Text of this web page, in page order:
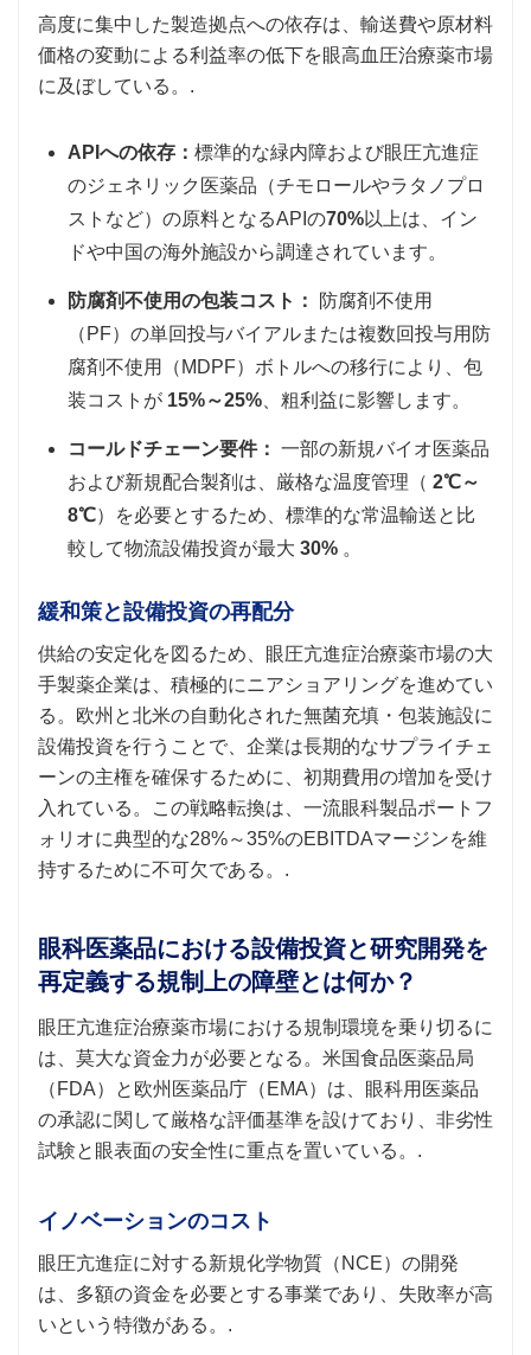
高度に集中した製造拠点への依存は、輸送費や原材料
価格の変動による利益率の低下を眼高血圧治療薬市場
に及ぼしている。.
APIへの依存： 標準的な緑内障および眼圧亢進症
のジェネリック医薬品（チモロールやラタノプロ
ストなど）の原料となるAPIの70%以上は、イン
ドや中国の海外施設から調達されています。
防腐剤不使用の包装コスト：
防腐剤不使用
（PF）の単回投与バイアルまたは複数回投与用防
腐剤不使用（MDPF）ボトルへの移行により、包
装コストが 15%～25% 、粗利益に影響します。
コールドチェーン要件： 一部の新規バイオ医薬品
および新規配合製剤は、厳格な温度管理（ 2℃～
8℃）を必要とするため、標準的な常温輸送と比
較して物流設備投資が最大 30% 。
緩和策と設備投資の再配分
供給の安定化を図るため、眼圧亢進症治療薬市場の大
手製薬企業は、積極的にニアショアリングを進めてい
る。欧州と北米の自動化された無菌充填・包装施設に
設備投資を行うことで、企業は長期的なサプライチェ
ーンの主権を確保するために、初期費用の増加を受け
入れている。この戦略転換は、一流眼科製品ポートフ
ォリオに典型的な28%～35%のEBITDAマージンを維
持するために不可欠である。.
眼科医薬品における設備投資と研究開発を
再定義する規制上の障壁とは何か？
眼圧亢進症治療薬市場における規制環境を乗り切るに
は、莫大な資金力が必要となる。米国食品医薬品局
（FDA）と欧州医薬品庁（EMA）は、眼科用医薬品
の承認に関して厳格な評価基準を設けており、非劣性
試験と眼表面の安全性に重点を置いている。.
イノベーションのコスト
眼圧亢進症に対する新規化学物質（NCE）の開発
は、多額の資金を必要とする事業であり、失敗率が高
いという特徴がある。.